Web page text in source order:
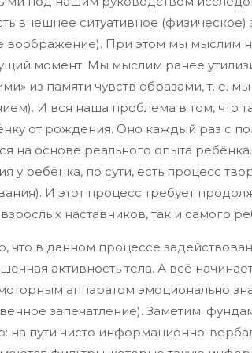
внешнее ситуативное
воображение). При этом мы мыслим
момент. Мы мыслим ранее
из памяти чувств образами, т. е.
И вся наша проблема в том, что
от рождения. Оно каждый раз с
на основе реального опыта
у ребёнка, по сути, есть процесс
И этот процесс требует
наставников, так и самого
что в данном процессе
активность тела. А всё
аппаратом эмоционально
запечатление). Заметим:
на пути чисто информационно-